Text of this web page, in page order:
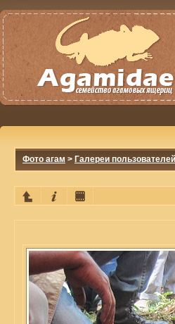
Фото агам > Галереи пользователей